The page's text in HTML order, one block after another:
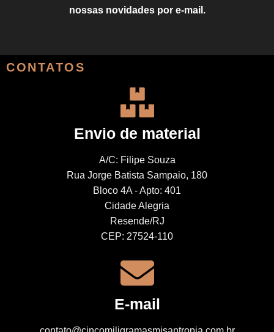
nossas novidades por e-mail.
CONTATOS
Envio de material
A/C: Filipe Souza
Rua Jorge Batista Sampaio, 180
Bloco 4A - Apto: 401
Cidade Alegria
Resende/RJ
CEP: 27524-110
E-mail